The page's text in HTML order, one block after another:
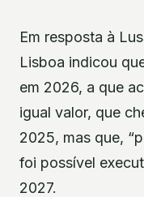
Em resposta à
Lisboa indicou
em 2026, a que
igual valor, que
2025, mas que,
foi possível
2027.